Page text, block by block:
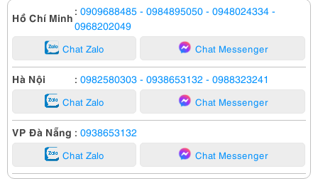
Hồ Chí Minh : 0909688485 - 0984895050 - 0948024334 -
0968202049
Chat Zalo Chat Messenger
Hà Nội : 0982580303 - 0938653132 - 0988323241
Chat Zalo Chat Messenger
VP Đà Nẵng : 0938653132
Chat Zalo Chat Messenger